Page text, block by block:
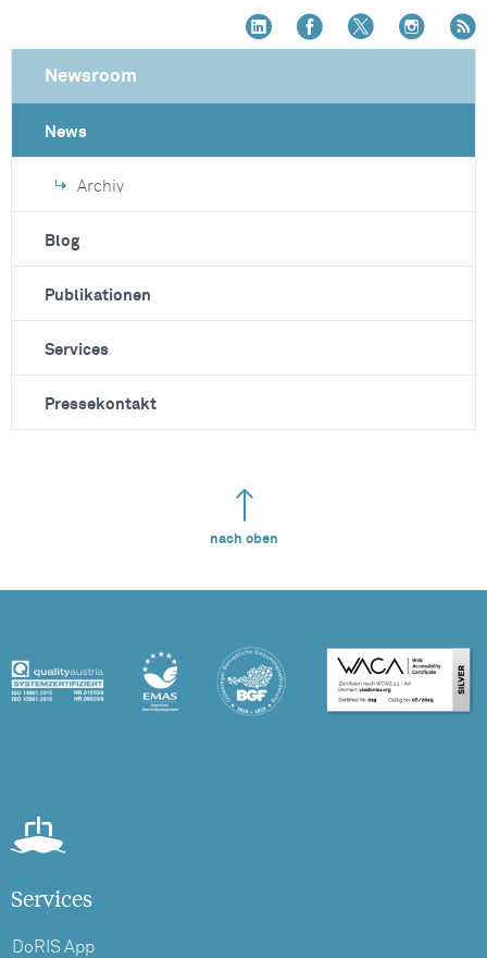
Newsroom
News
Archiv
Blog
Publikationen
Services
Pressekontakt
nach oben
Services
DoRIS App